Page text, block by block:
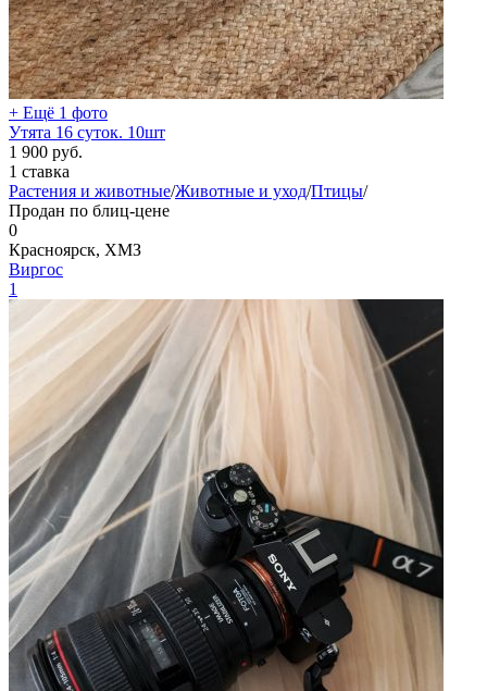
+ Ещё 1 фото
Утята 16 суток. 10шт
1 900 руб.
1 ставка
Растения и животные/Животные и уход/Птицы/
Продан по блиц-цене
0
Красноярск, ХМЗ
Виргос
1